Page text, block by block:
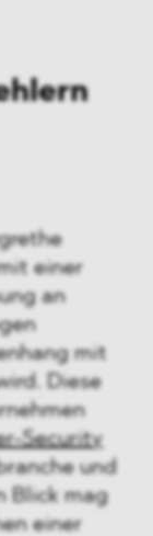
einer
an
mit
Diese
Security
und
Blick mag
einer